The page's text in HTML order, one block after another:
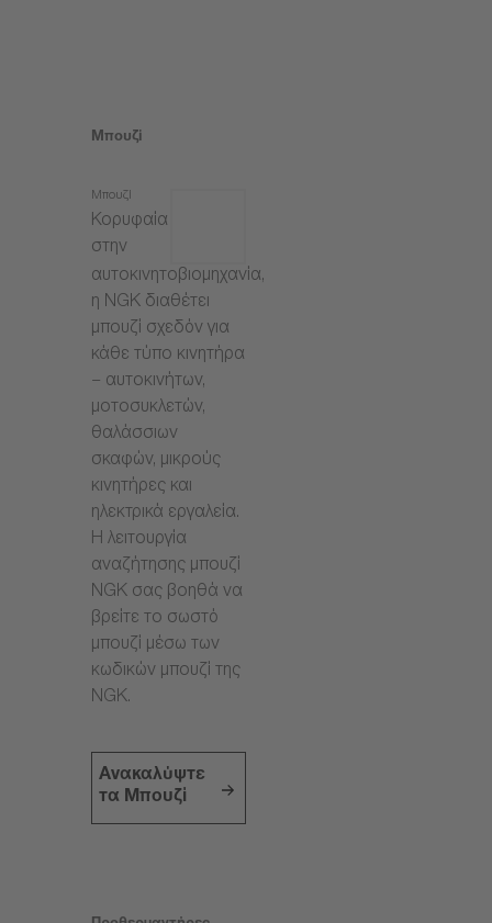
Μπουζί
Μπουζί
Κορυφαία
στην
αυτοκινητοβιομηχανία,
η NGK διαθέτει
μπουζί σχεδόν για
κάθε τύπο κινητήρα
– αυτοκινήτων,
μοτοσυκλετών,
θαλάσσιων
σκαφών, μικρούς
κινητήρες και
ηλεκτρικά εργαλεία.
Η λειτουργία
αναζήτησης μπουζί
NGK σας βοηθά να
βρείτε το σωστό
μπουζί μέσω των
κωδικών μπουζί της
NGK.
Ανακαλύψτε
τα Μπουζί